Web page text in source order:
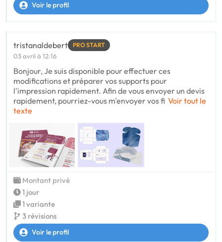
Voir le profil
tristanaldebert PRO START
03 avril à 12:16
Bonjour, Je suis disponible pour effectuer ces
modifications et préparer vos supports pour
l'impression rapidement. Afin de vous envoyer un devis
rapidement, pourriez-vous m'envoyer vos fi Voir tout le
texte
Montant privé
1 jour
1 variante
3 révisions
Voir le profil